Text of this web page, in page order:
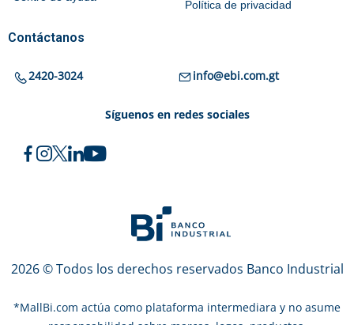
Política de privacidad
Contáctanos
2420-3024 info@ebi.com.gt
Síguenos en redes sociales
2026 © Todos los derechos reservados Banco Industrial
*MallBi.com actúa como plataforma intermediara y no asume